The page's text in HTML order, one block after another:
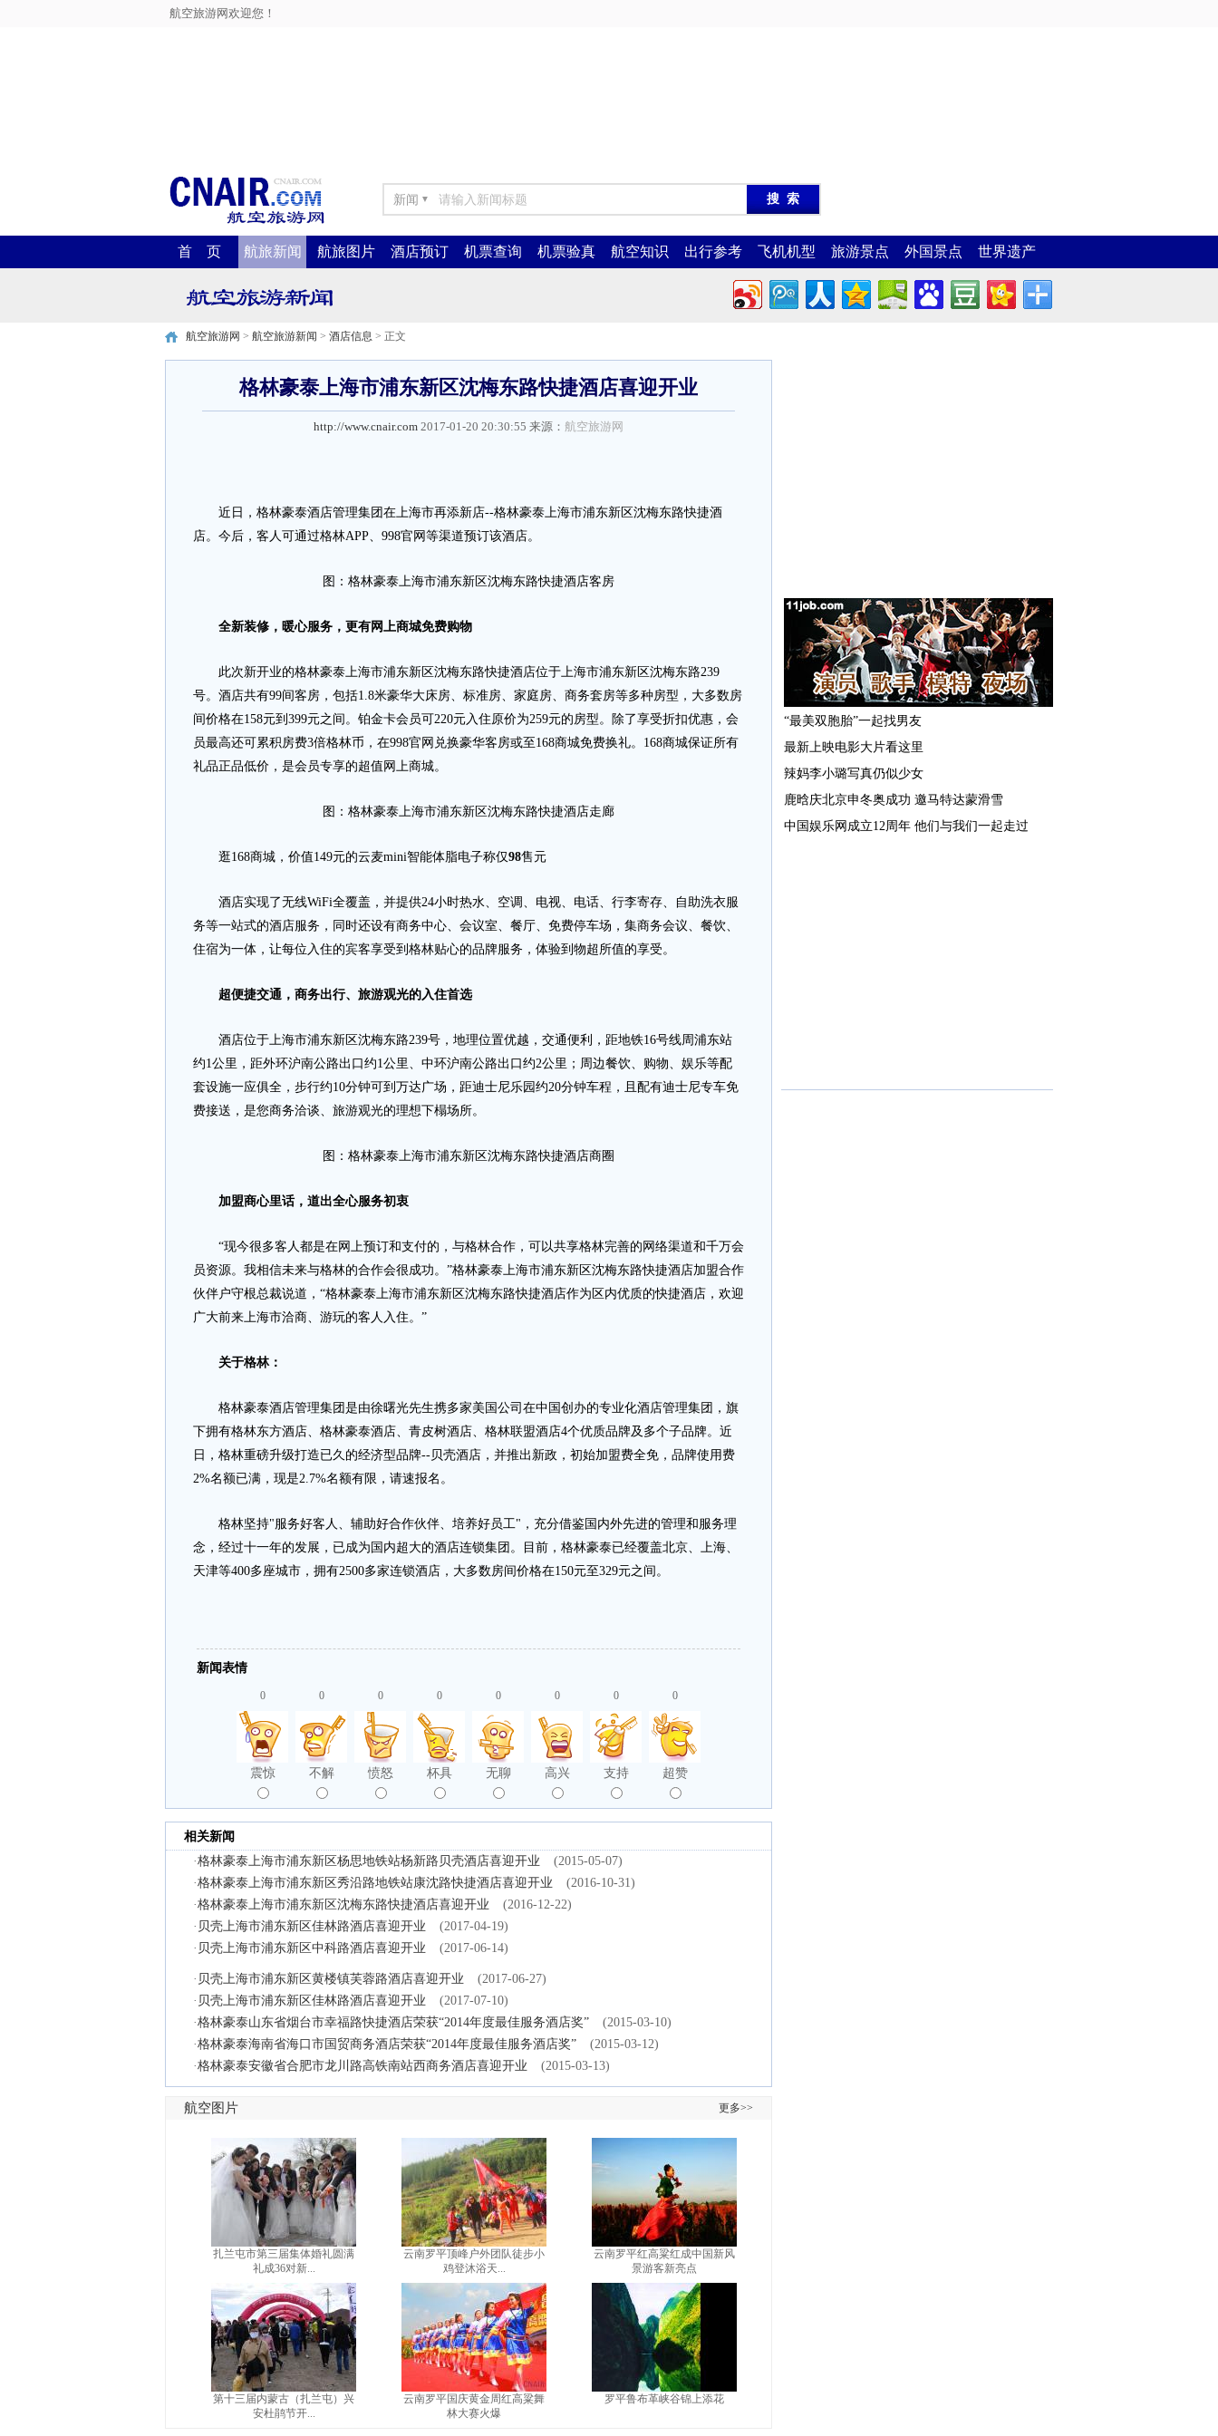
航空旅游网欢迎您！
新闻 ▼
首 页 航旅新闻 航旅图片 酒店预订 机票查询 机票验真 航空知识 出行参考 飞机机型 旅游景点 外国景点 世界遗产
航空旅游网 > 航空旅游新闻 > 酒店信息 > 正文
格林豪泰上海市浦东新区沈梅东路快捷酒店喜迎开业
http://www.cnair.com 2017-01-20 20:30:55 来源： 航空旅游网
近日，格林豪泰酒店管理集团在上海市再添新店--格林豪泰上海市浦东新区沈梅东路快捷酒
店。今后，客人可通过格林APP、998官网等渠道预订该酒店。
图：格林豪泰上海市浦东新区沈梅东路快捷酒店客房
全新装修，暖心服务，更有网上商城免费购物
此次新开业的格林豪泰上海市浦东新区沈梅东路快捷酒店位于上海市浦东新区沈梅东路239
号。酒店共有99间客房，包括1.8米豪华大床房、标准房、家庭房、商务套房等多种房型，大多数房
间价格在158元到399元之间。铂金卡会员可220元入住原价为259元的房型。除了享受折扣优惠，会
员最高还可累积房费3倍格林币，在998官网兑换豪华客房或至168商城免费换礼。168商城保证所有
礼品正品低价，是会员专享的超值网上商城。
图：格林豪泰上海市浦东新区沈梅东路快捷酒店走廊
逛168商城，价值149元的云麦mini智能体脂电子称仅98售元
酒店实现了无线WiFi全覆盖，并提供24小时热水、空调、电视、电话、行李寄存、自助洗衣服
务等一站式的酒店服务，同时还设有商务中心、会议室、餐厅、免费停车场，集商务会议、餐饮、
住宿为一体，让每位入住的宾客享受到格林贴心的品牌服务，体验到物超所值的享受。
超便捷交通，商务出行、旅游观光的入住首选
酒店位于上海市浦东新区沈梅东路239号，地理位置优越，交通便利，距地铁16号线周浦东站
约1公里，距外环沪南公路出口约1公里、中环沪南公路出口约2公里；周边餐饮、购物、娱乐等配
套设施一应俱全，步行约10分钟可到万达广场，距迪士尼乐园约20分钟车程，且配有迪士尼专车免
费接送，是您商务洽谈、旅游观光的理想下榻场所。
图：格林豪泰上海市浦东新区沈梅东路快捷酒店商圈
加盟商心里话，道出全心服务初衷
“现今很多客人都是在网上预订和支付的，与格林合作，可以共享格林完善的网络渠道和千万会
员资源。我相信未来与格林的合作会很成功。”格林豪泰上海市浦东新区沈梅东路快捷酒店加盟合作
伙伴户守根总裁说道，“格林豪泰上海市浦东新区沈梅东路快捷酒店作为区内优质的快捷酒店，欢迎
广大前来上海市洽商、游玩的客人入住。”
关于格林：
格林豪泰酒店管理集团是由徐曙光先生携多家美国公司在中国创办的专业化酒店管理集团，旗
下拥有格林东方酒店、格林豪泰酒店、青皮树酒店、格林联盟酒店4个优质品牌及多个子品牌。近
日，格林重磅升级打造已久的经济型品牌--贝壳酒店，并推出新政，初始加盟费全免，品牌使用费
2%名额已满，现是2.7%名额有限，请速报名。
格林坚持"服务好客人、辅助好合作伙伴、培养好员工"，充分借鉴国内外先进的管理和服务理
念，经过十一年的发展，已成为国内超大的酒店连锁集团。目前，格林豪泰已经覆盖北京、上海、
天津等400多座城市，拥有2500多家连锁酒店，大多数房间价格在150元至329元之间。
新闻表情
0
震惊
0
不解
0
愤怒
0
杯具
0
无聊
0
高兴
0
支持
0
超赞
相关新闻
·格林豪泰上海市浦东新区杨思地铁站杨新路贝壳酒店喜迎开业
(2015-05-07)
·格林豪泰上海市浦东新区秀沿路地铁站康沈路快捷酒店喜迎开业
(2016-10-31)
·格林豪泰上海市浦东新区沈梅东路快捷酒店喜迎开业
(2016-12-22)
· 贝壳上海市浦东新区佳林路酒店喜迎开业
(2017-04-19)
· 贝壳上海市浦东新区中科路酒店喜迎开业 (2017-06-14)
· 贝壳上海市浦东新区黄楼镇芙蓉路酒店喜迎开业
(2017-06-27)
· 贝壳上海市浦东新区佳林路酒店喜迎开业
(2017-07-10)
·格林豪泰山东省烟台市幸福路快捷酒店荣获“2014年度最佳服务酒店奖”
(2015-03-10)
·格林豪泰海南省海口市国贸商务酒店荣获“2014年度最佳服务酒店奖”
(2015-03-12)
·格林豪泰安徽省合肥市龙川路高铁南站西商务酒店喜迎开业 (2015-03-13)
航空图片 更多>>
扎兰屯市第三届集体婚礼圆满
礼成36对新...
第十三届内蒙古（扎兰屯）兴
安杜鹃节开...
云南罗平顶峰户外团队徒步小
鸡登沐浴天...
云南罗平国庆黄金周红高粱舞
林大赛火爆
云南罗平红高粱红成中国新风
景游客新亮点
罗平鲁布革峡谷锦上添花